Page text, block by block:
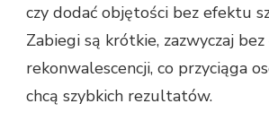
czy dodać objętości bez efektu
Zabiegi są krótkie, zazwyczaj bez
rekonwalescencji, co przyciąga
chcą szybkich rezultatów.